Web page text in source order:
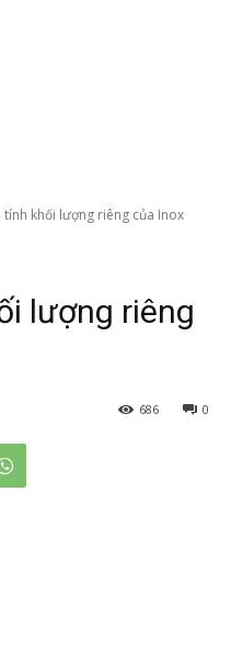
tính khối lượng riêng của Inox
lượng riêng
0
686